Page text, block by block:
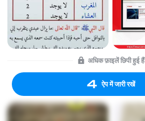
अधिक फ़ाइलें छिपी हुई हैं
ऐप में जारी रखें